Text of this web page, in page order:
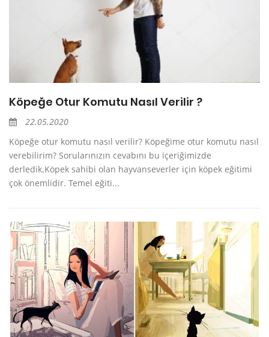
Köpeğe Otur Komutu Nasıl Verilir ?
22.05.2020
Köpeğe otur komutu nasıl verilir? Köpeğime otur komutu nasıl
verebilirim? Sorularınızın cevabını bu içeriğimizde
derledik.Köpek sahibi olan hayvanseverler için köpek eğitimi
çok önemlidir. Temel eğiti...